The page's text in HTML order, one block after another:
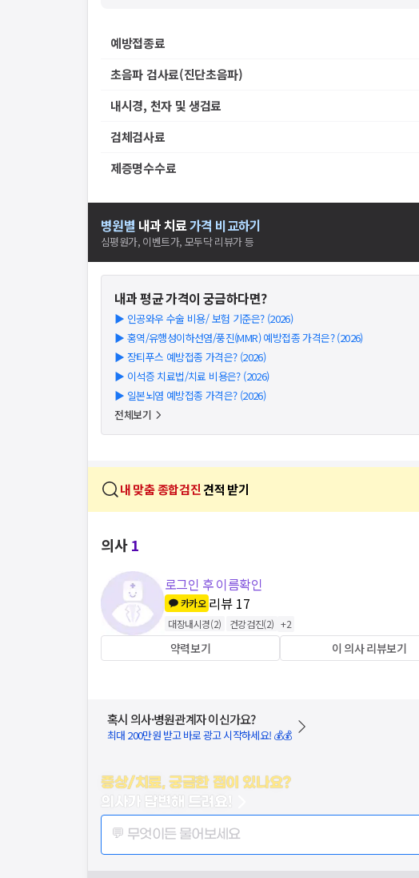
예방접종료
초음파 검사료(진단초음파)
내시경, 천자 및 생검료
검체검사료
제증명수수료
병원별 내과치료가격 비교하기
심평원가, 이벤트가, 모두닥 리뷰가 등
내과평균 가격이 궁금하다면?
▶ 인공와우 수술 비용/ 보험 기준은? (2026)
▶ 홍역/유행성이하선염/풍진(MMR) 예방접종 가격은? (2026)
▶ 장티푸스 예방접종 가격은? (2026)
▶ 이석증 치료법/치료 비용은? (2026)
▶ 일본뇌염 예방접종 가격은? (2026)
전체보기
내 맞춤 종합검진 견적 받기
의사1
로그인 후 이름확인
카카오 리뷰 17
대장내시경(2) 건강검진(2) +2
약력보기 이 의사 리뷰보기
혹시 의사·병원관계자 이신가요?
최대 200만원 받고 바로 광고 시작하세요! 💰💰
증상/치료, 궁금한 점이 있나요?
의사가 답변해 드려요!
💬 무엇이든 물어보세요